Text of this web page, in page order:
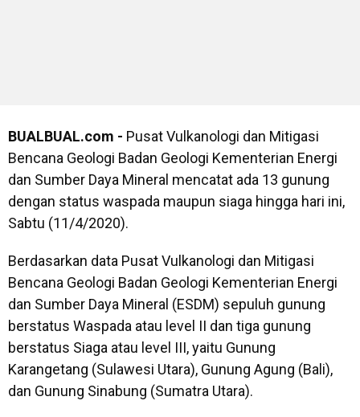
BUALBUAL.com - Pusat Vulkanologi dan Mitigasi
Bencana Geologi Badan Geologi Kementerian Energi
dan Sumber Daya Mineral mencatat ada 13 gunung
dengan status waspada maupun siaga hingga hari ini,
Sabtu (11/4/2020).
Berdasarkan data Pusat Vulkanologi dan Mitigasi
Bencana Geologi Badan Geologi Kementerian Energi
dan Sumber Daya Mineral (ESDM) sepuluh gunung
berstatus Waspada atau level II dan tiga gunung
berstatus Siaga atau level III, yaitu Gunung
Karangetang (Sulawesi Utara), Gunung Agung (Bali),
dan Gunung Sinabung (Sumatra Utara).